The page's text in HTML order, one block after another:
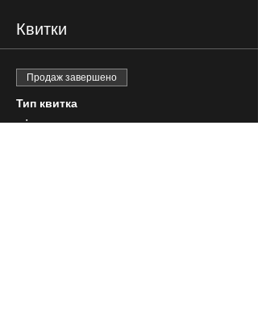
Квитки
Продаж завершено
Тип квитка
вільна розсадка